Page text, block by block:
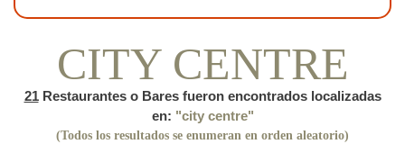
CITY CENTRE
21Restaurantes o Bares fueron encontrados localizadas
en: "city centre"
(Todos los resultados se enumeran en orden aleatorio)